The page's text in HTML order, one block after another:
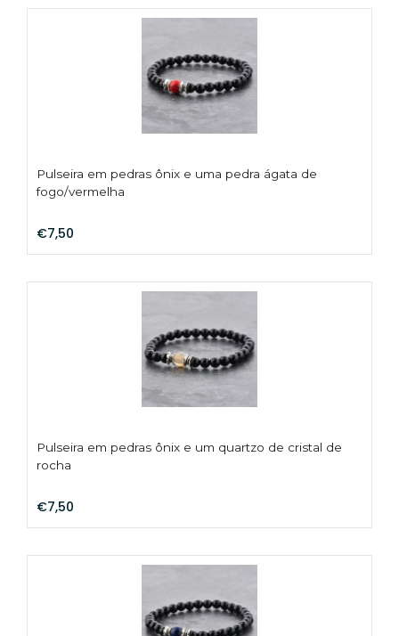
Pulseira em pedras ônix e uma pedra ágata de
fogo/vermelha
€7,50
Pulseira em pedras ônix e um quartzo de cristal de
rocha
€7,50